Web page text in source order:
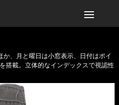
、月と曜日は小窓表示、日付はポイ
搭載。立体的なインデックスで視認性